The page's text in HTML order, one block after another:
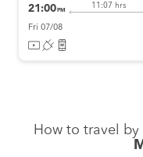
21:00 PM
11:07 hrs
Fri 07/08
How to travel by